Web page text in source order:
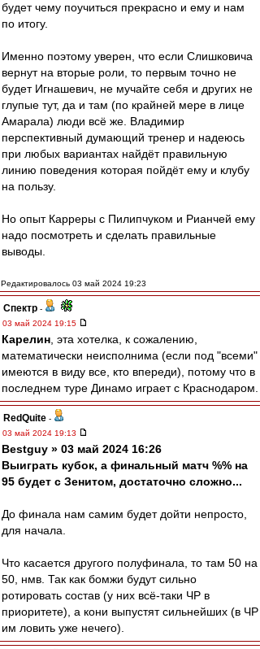
будет чему поучиться прекрасно и ему и нам
по итогу.
Именно поэтому уверен, что если Слишковича
вернут на вторые роли, то первым точно не
будет Игнашевич, не мучайте себя и других не
глупые тут, да и там (по крайней мере в лице
Амарала) люди всё же. Владимир
перспективный думающий тренер и надеюсь
при любых вариантах найдёт правильную
линию поведения которая пойдёт ему и клубу
на пользу.
Но опыт Карреры с Пилипчуком и Рианчей ему
надо посмотреть и сделать правильные
выводы.
Редактировалось 03 май 2024 19:23
Спектр -
03 май 2024 19:15
Карелин , эта хотелка, к сожалению,
математически неисполнима (если под "всеми"
имеются в виду все, кто впереди), потому что в
последнем туре Динамо играет с Краснодаром.
RedQuite -
03 май 2024 19:13
Bestguy » 03 май 2024 16:26
Выиграть кубок, а финальный матч %% на
95 будет с Зенитом, достаточно сложно...
До финала нам самим будет дойти непросто,
для начала.
Что касается другого полуфинала, то там 50 на
50, нмв. Так как бомжи будут сильно
ротировать состав (у них всё-таки ЧР в
приоритете), а кони выпустят сильнейших (в ЧР
им ловить уже нечего).